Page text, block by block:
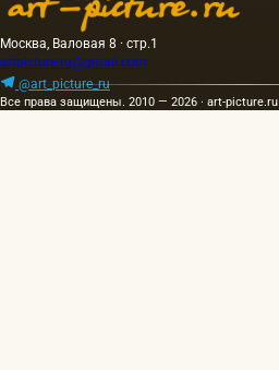
Москва, Валовая 8 · стр.1
artpicture.ru@gmail.com
@art_picture_ru
Все права защищены. 2010 — 2026 · art-picture.ru